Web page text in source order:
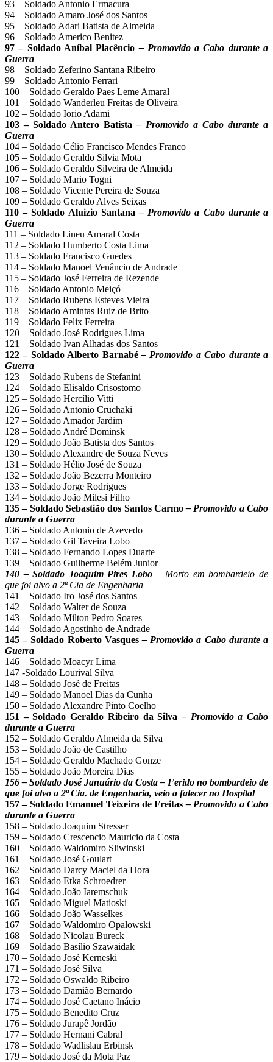
93 – Soldado Antonio Ermacura
94 – Soldado Amaro José dos Santos
95 – Soldado Adari Batista de Almeida
96 – Soldado Americo Benitez
97 – Soldado Aníbal Placêncio– Promovido a Cabo durante a
Guerra
98 – Soldado Zeferino Santana Ribeiro
99 – Soldado Antonio Ferrari
100 – Soldado Geraldo Paes Leme Amaral
101 – Soldado Wanderleu Freitas de Oliveira
102 – Soldado Iorio Adami
103 – Soldado Antero Batista– Promovido a Cabo durante a
Guerra
104 – Soldado Célio Francisco Mendes Franco
105 – Soldado Geraldo Silvia Mota
106 – Soldado Geraldo Silveira de Almeida
107 – Soldado Mario Togni
108 – Soldado Vicente Pereira de Souza
109 – Soldado Geraldo Alves Seixas
110 – Soldado Aluizio Santana– Promovido a Cabo durante a
Guerra
111 – Soldado Lineu Amaral Costa
112 – Soldado Humberto Costa Lima
113 – Soldado Francisco Guedes
114 – Soldado Manoel Venâncio de Andrade
115 – Soldado José Ferreira de Rezende
116 – Soldado Antonio Meiçó
117 – Soldado Rubens Esteves Vieira
118 – Soldado Amintas Ruiz de Brito
119 – Soldado Felix Ferreira
120 – Soldado José Rodrigues Lima
121 – Soldado Ivan Alhadas dos Santos
122 – Soldado Alberto Barnabé– Promovido a Cabo durante a
Guerra
123 – Soldado Rubens de Stefanini
124 – Soldado Elisaldo Crisostomo
125 – Soldado Hercílio Vitti
126 – Soldado Antonio Cruchaki
127 – Soldado Amador Jardim
128 – Soldado André Dominsk
129 – Soldado João Batista dos Santos
130 – Soldado Alexandre de Souza Neves
131 – Soldado Hélio José de Souza
132 – Soldado João Bezerra Monteiro
133 – Soldado Jorge Rodrigues
134 – Soldado João Milesi Filho
135 – Soldado Sebastião dos Santos Carmo– Promovido a Cabo
durante a Guerra
136 – Soldado Antonio de Azevedo
137 – Soldado Gil Taveira Lobo
138 – Soldado Fernando Lopes Duarte
139 – Soldado Guilherme Belém Junior
140 – Soldado Joaquim Pires Lobo – Morto em bombardeio de
que foi alvo a 2ª Cia de Engenharia
141 – Soldado Iro José dos Santos
142 – Soldado Walter de Souza
143 – Soldado Milton Pedro Soares
144 – Soldado Agostinho de Andrade
145 – Soldado Roberto Vasques– Promovido a Cabo durante a
Guerra
146 – Soldado Moacyr Lima
147 -Soldado Lourival Silva
148 – Soldado José de Freitas
149 – Soldado Manoel Dias da Cunha
150 – Soldado Alexandre Pinto Coelho
151 – Soldado Geraldo Ribeiro da Silva– Promovido a Cabo
durante a Guerra
152 – Soldado Geraldo Almeida da Silva
153 – Soldado João de Castilho
154 – Soldado Geraldo Machado Gonze
155 – Soldado João Moreira Dias
156 – Soldado José Januário da Costa – Ferido no bombardeio de
que foi alvo a 2ª Cia. de Engenharia, veio a falecer no Hospital
157 – Soldado Emanuel Teixeira de Freitas– Promovido a Cabo
durante a Guerra
158 – Soldado Joaquim Stresser
159 – Soldado Crescencio Mauricio da Costa
160 – Soldado Waldomiro Sliwinski
161 – Soldado José Goulart
162 – Soldado Darcy Maciel da Hora
163 – Soldado Etka Schroedrer
164 – Soldado João Iaremschuk
165 – Soldado Miguel Matioski
166 – Soldado João Wasselkes
167 – Soldado Waldomiro Opalowski
168 – Soldado Nicolau Bureck
169 – Soldado Basílio Szawaidak
170 – Soldado José Kerneski
171 – Soldado José Silva
172 – Soldado Oswaldo Ribeiro
173 – Soldado Damião Bernardo
174 – Soldado José Caetano Inácio
175 – Soldado Benedito Cruz
176 – Soldado Jurapê Jordão
177 – Soldado Hernani Cabral
178 – Soldado Wadlislau Erbinsk
179 – Soldado José da Mota Paz